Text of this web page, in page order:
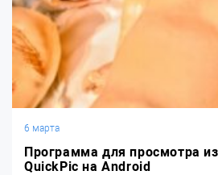
6 марта
Программа для просмотра
QuickPic на Android